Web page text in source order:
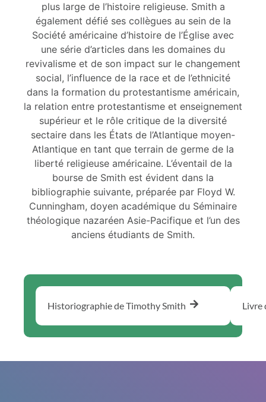
plus large de l’histoire religieuse. Smith a
également défié ses collègues au sein de la
Société américaine d’histoire de l’Église avec
une série d’articles dans les domaines du
revivalisme et de son impact sur le changement
social, l’influence de la race et de l’ethnicité
dans la formation du protestantisme américain,
la relation entre protestantisme et enseignement
supérieur et le rôle critique de la diversité
sectaire dans les États de l’Atlantique moyen-
Atlantique en tant que terrain de germe de la
liberté religieuse américaine. L’éventail de la
bourse de Smith est évident dans la
bibliographie suivante, préparée par Floyd W.
Cunningham, doyen académique du Séminaire
théologique nazaréen Asie-Pacifique et l’un des
anciens étudiants de Smith.
Historiographie de Timothy Smith Livre